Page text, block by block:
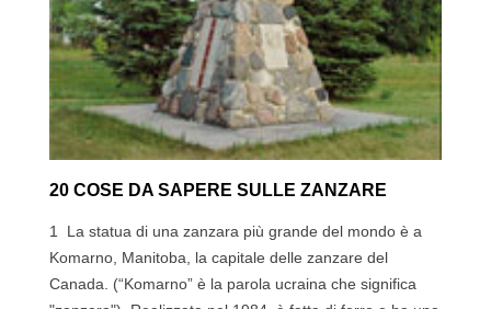
20 COSE DA SAPERE SULLE ZANZARE
1 La statua di una zanzara più grande del mondo è a
Komarno, Manitoba, la capitale delle zanzare del
Canada. (“Komarno” è la parola ucraina che significa